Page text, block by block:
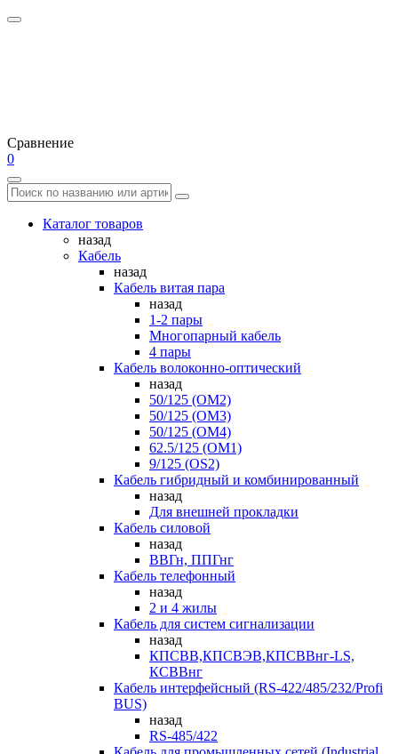
Сравнение
0
Каталог товаров
назад
Кабель
назад
Кабель витая пара
назад
1-2 пары
Многопарный кабель
4 пары
Кабель волоконно-оптический
назад
50/125 (OM2)
50/125 (OM3)
50/125 (OM4)
62.5/125 (OM1)
9/125 (OS2)
Кабель гибридный и комбинированный
назад
Для внешней прокладки
Кабель силовой
назад
ВВГн, ППГнг
Кабель телефонный
назад
2 и 4 жилы
Кабель для систем сигнализации
назад
КПСВВ,КПСВЭВ,КПСВВнг-LS,
КСВВнг
Кабель интерфейсный (RS-422/485/232/Profi
BUS)
назад
RS-485/422